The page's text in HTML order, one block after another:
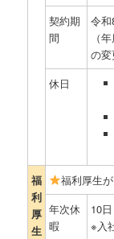
契約期
間
令和
（
の変
休日
福
利
厚
生
福利厚生
年次休
暇
10
※入